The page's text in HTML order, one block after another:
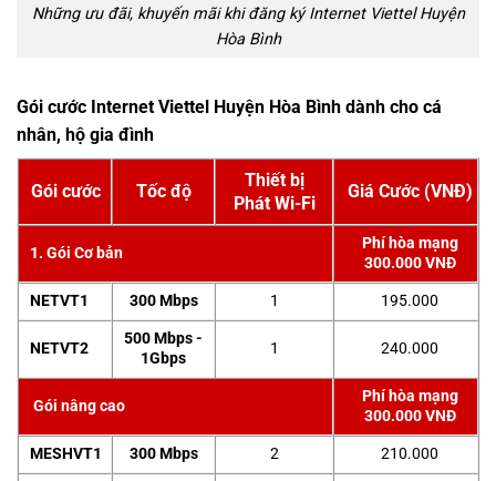
Những ưu đãi, khuyến mãi khi đăng ký Internet Viettel Huyện
Hòa Bình
Gói cước Internet Viettel Huyện Hòa Bình dành cho cá
nhân, hộ gia đình
Gói cước Tốc độ
Thiết bị
Phát Wi-Fi
Giá Cước (VNĐ)
1. Gói Cơ bản
Phí hòa mạng
300.000 VNĐ
NETVT1
300 Mbps 1 195.000
NETVT2
500 Mbps -
1Gbps
1 240.000
Gói nâng cao
Phí hòa mạng
300.000 VNĐ
MESHVT1
300 Mbps 2 210.000